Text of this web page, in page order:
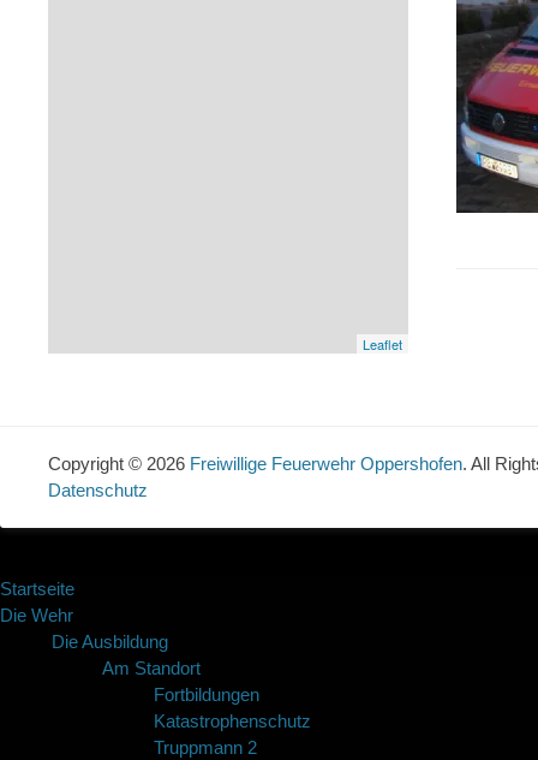
Leaflet
Copyright © 2026 Freiwillige Feuerwehr Oppershofen. All
Datenschutz
Startseite
Die Wehr
Die Ausbildung
Am Standort
Fortbildungen
Katastrophenschutz
Truppmann 2